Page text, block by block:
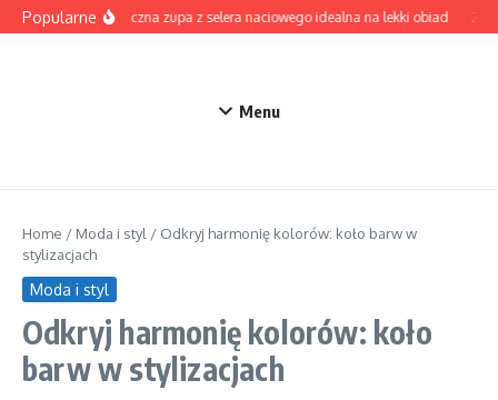
Przejdź do treści
PopularneAromatyczna zupa z selera naciowego idealna na lekki obiad
Menu
Home / Moda i styl / Odkryj harmonię kolorów: koło barw w
stylizacjach
Moda i styl
Odkryj harmonię kolorów: koło
barw w stylizacjach